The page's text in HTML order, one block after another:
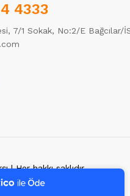
7/24 Canlı Destek
%100 Sorunsuz Alışveriş
4333
7/1 Sokak, No:2/E Bağcılar/
| Her hakkı saklıdır.